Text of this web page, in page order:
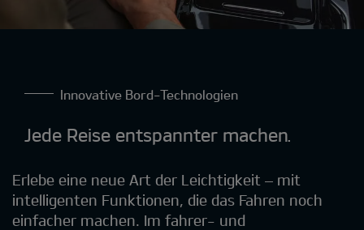
Innovative Bord-Technologien
Jede Reise entspannter machen.
Erlebe eine neue Art der Leichtigkeit – mit
intelligenten Funktionen, die das Fahren noch
einfacher machen. Im fahrer- und